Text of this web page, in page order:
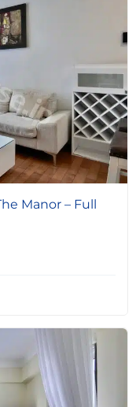
Manor – Full